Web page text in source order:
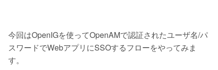
今回はOpenIGを使ってOpenAMで認証されたユーザ名/パ
スワードでWebアプリにSSOするフローをやってみま
す。